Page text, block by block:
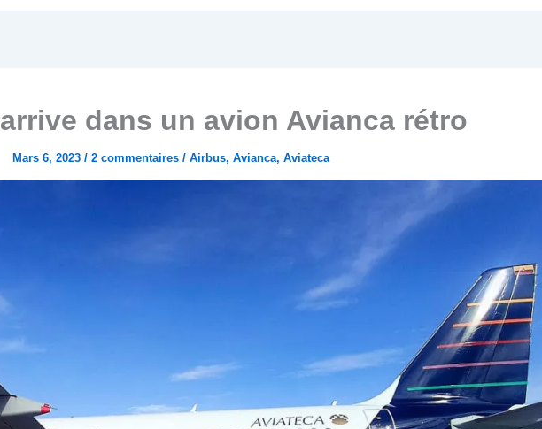
dans un avion Avianca rétro
Mars 6, 2023 / 2 commentaires / Airbus, Avianca, Aviateca